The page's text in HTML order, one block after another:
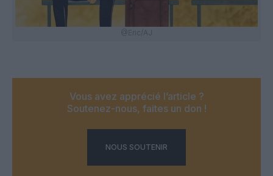
@Eric/AJ
Vous avez apprécié l’article ?
Soutenez-nous, faites un don !
NOUS SOUTENIR